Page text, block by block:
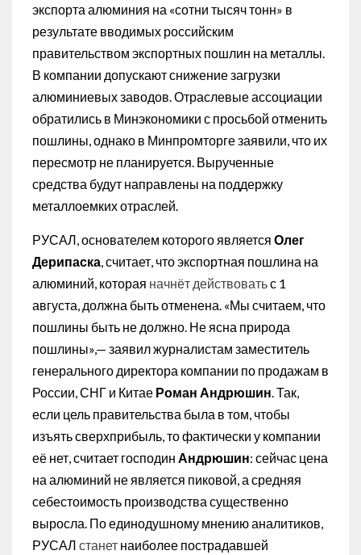
экспорта алюминия на «сотни тысяч тонн» в
результате вводимых российским
правительством экспортных пошлин на металлы.
В компании допускают снижение загрузки
алюминиевых заводов. Отраслевые ассоциации
обратились в Минэкономики с просьбой отменить
пошлины, однако в Минпромторге заявили, что их
пересмотр не планируется. Вырученные
средства будут направлены на поддержку
металлоемких отраслей.
РУСАЛ, основателем которого является Олег
Дерипаска, считает, что экспортная пошлина на
алюминий, которая начнёт действоватьс 1
августа, должна быть отменена. «Мы считаем, что
пошлины быть не должно. Не ясна природа
пошлины»,— заявил журналистам заместитель
генерального директора компании по продажам в
России, СНГ и Китае Роман Андрюшин. Так,
если цель правительства была в том, чтобы
изъять сверхприбыль, то фактически у компании
её нет, считает господин Андрюшин: сейчас цена
на алюминий не является пиковой, а средняя
себестоимость производства существенно
выросла. По единодушному мнению аналитиков,
РУСАЛ станет наиболее пострадавшей